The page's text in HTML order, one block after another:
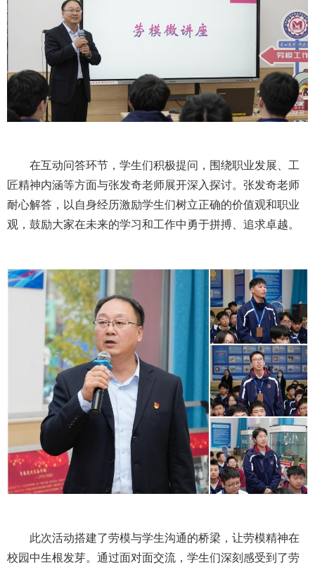
在互动问答环节，学生们积极提问，围绕职业发展、工
匠精神内涵等方面与张发奇老师展开深入探讨。张发奇老师
耐心解答，以自身经历激励学生们树立正确的价值观和职业
观，鼓励大家在未来的学习和工作中勇于拼搏、追求卓越。
此次活动搭建了劳模与学生沟通的桥梁，让劳模精神在
校园中生根发芽。通过面对面交流，学生们深刻感受到了劳